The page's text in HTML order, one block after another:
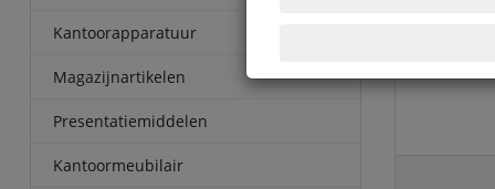
Kantoorapparatuur
Magazijnartikelen
Presentatiemiddelen
Kantoormeubilair